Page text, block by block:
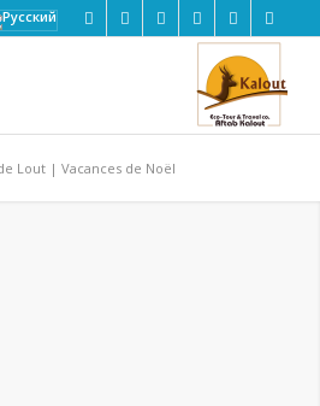
Lout | Vacances de Noël